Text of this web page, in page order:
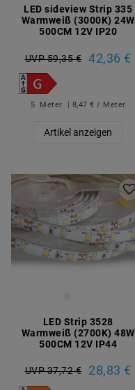
LED sideview Strip 335
Warmweiß (3000K) 24W
500CM 12V IP20
UVP 59,35 € 42,36 €
5 Meter | 8,47 € / Meter
Artikel anzeigen
LED Strip 3528
Warmweiß (2700K) 48W
500CM 12V IP44
UVP 37,72 € 28,83 €